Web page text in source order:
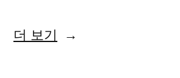
더 보기 “2019